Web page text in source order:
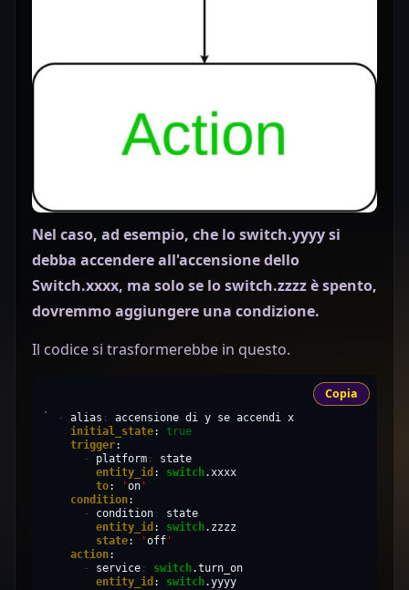
Nel caso, ad esempio, che lo switch.yyyy si
debba accendere all'accensione dello
Switch.xxxx, ma solo se lo switch.zzzz è spento,
dovremmo aggiungere una condizione.
Il codice si trasformerebbe in questo.
Copia
- alias : accensione di y se accendi
initial_state:
true
trigger
-
platform :
entity_id : switch
to: 'on '
condition
-
condition :
entity_id : switch
state: 'off '
action
-
service : switch
entity_id : switch.yyyy